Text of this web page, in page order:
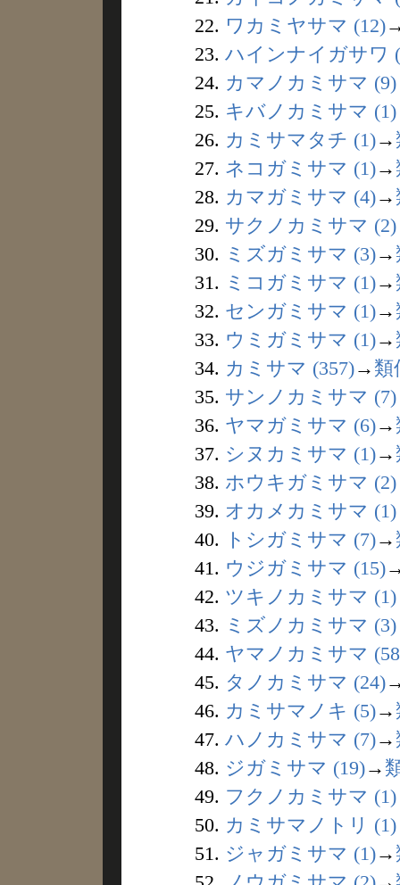
22. ワカミヤサマ (12)
23. ハインナイガサワ
24. カマノカミサマ (9)
25. キバノカミサマ (1)
26. カミサマタチ (1)→
27. ネコガミサマ (1)→
28. カマガミサマ (4)→
29. サクノカミサマ (2)
30. ミズガミサマ (3)→
31. ミコガミサマ (1)→
32. センガミサマ (1)→
33. ウミガミサマ (1)→
34. カミサマ (357)→ 類
35. サンノカミサマ (7)
36. ヤマガミサマ (6)→
37. シヌカミサマ (1)→
38. ホウキガミサマ (2)
39. オカメカミサマ (1)
40.
トシガミサマ (7)→
41. ウジガミサマ (15)
42. ツキノカミサマ (1)
43. ミズノカミサマ (3)
44. ヤマノカミサマ
45. タノカミサマ (24)
46. カミサマノキ (5)→
47. ハノカミサマ (7)→
48. ジガミサマ (19)→
49. フクノカミサマ (1)
50. カミサマノトリ (1)
51. ジャガミサマ (1)→